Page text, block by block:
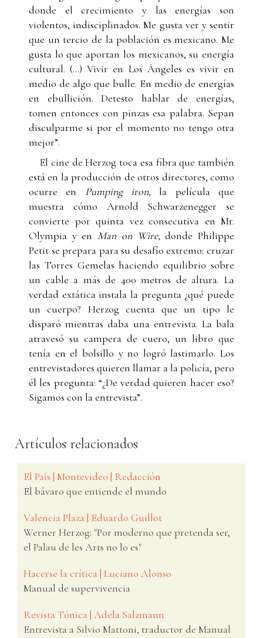
donde el crecimiento y las energías son
violentos, indisciplinados. Me gusta ver y sentir
que un tercio de la población es mexicano. Me
gusta lo que aportan los mexicanos, su energía
cultural. (…) Vivir en Los Ángeles es vivir en
medio de algo que bulle. En medio de energías
en ebullición. Detesto hablar de energías,
tomen entonces con pinzas esa palabra. Sepan
disculparme si por el momento no tengo otra
mejor”.
El cine de Herzog toca esa fibra que también
está en la producción de otros directores, como
ocurre en Pumping iron,la película que
muestra cómo Arnold Schwarzenegger se
convierte por quinta vez consecutiva en Mr.
Olympia y en Man on Wire,donde Philippe
Petit se prepara para su desafío extremo: cruzar
las Torres Gemelas haciendo equilibrio sobre
un cable a más de 400 metros de altura. La
verdad extática instala la pregunta ¿qué puede
un cuerpo? Herzog cuenta que un tipo le
disparó mientras daba una entrevista. La bala
atravesó su campera de cuero, un libro que
tenía en el bolsillo y no logró lastimarlo. Los
entrevistadores quieren llamar a la policía, pero
él les pregunta: “¿De verdad quieren hacer eso?
Sigamos con la entrevista”.
Artículos relacionados
El País | Montevideo | Redacción
El bávaro que entiende el mundo
Valencia Plaza | Eduardo Guillot
Werner Herzog: "Por moderno que pretenda ser,
el Palau de les Arts no lo es"
Hacerse la crítica | Luciano Alonso
Manual de supervivencia
Revista Tónica | Adela Salzmann
Entrevista a Silvio Mattoni, traductor de Manual